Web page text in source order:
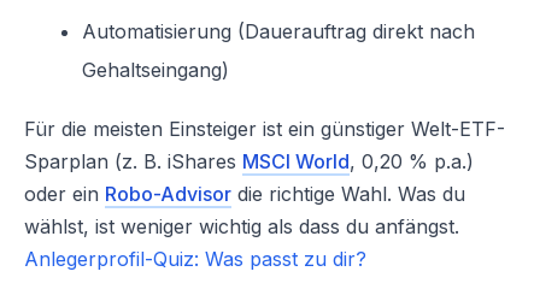
Automatisierung (Dauerauftrag direkt nach
Gehaltseingang)
Für die meisten Einsteiger ist ein günstiger Welt-ETF-
Sparplan (z. B. iShares MSCI World, 0,20 % p.a.)
oder ein Robo-Advisor die richtige Wahl. Was du
wählst, ist weniger wichtig als dass du anfängst.
Anlegerprofil-Quiz: Was passt zu dir?